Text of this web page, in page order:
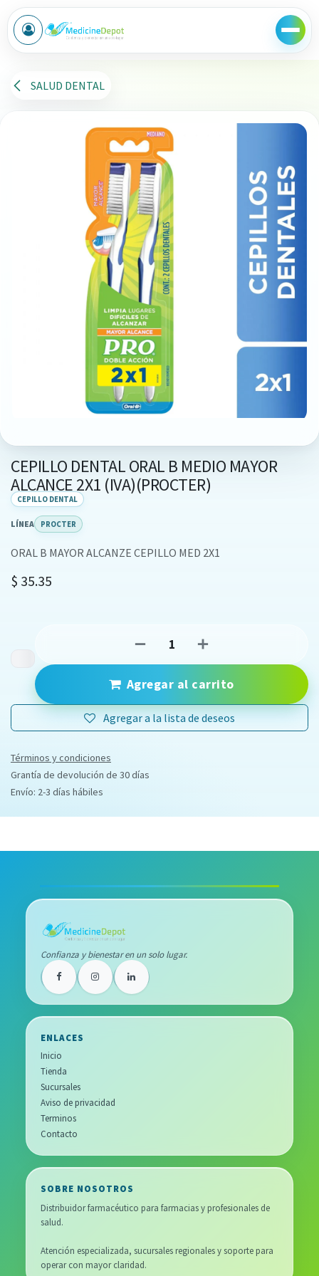
Ir al contenido
SALUD DENTAL
CEPILLO DENTAL ORAL B MEDIO MAYOR
ALCANCE 2X1 (IVA)(PROCTER)
CEPILLO DENTAL
LÍNEA PROCTER
ORAL B MAYOR ALCANZE CEPILLO MED 2X1
$ 35.35
Agregar al carrito
Agregar a la lista de deseos
Términos y condiciones
Grantía de devolución de 30 días
Envío: 2-3 días hábiles
Confianza y bienestar en un solo lugar.
ENLACES
Inicio
Tienda
Sucursales
Aviso de privacidad
Terminos
Contacto
SOBRE NOSOTROS
Distribuidor farmacéutico para farmacias y profesionales de
salud.
Atención especializada, sucursales regionales y soporte para
operar con mayor claridad.